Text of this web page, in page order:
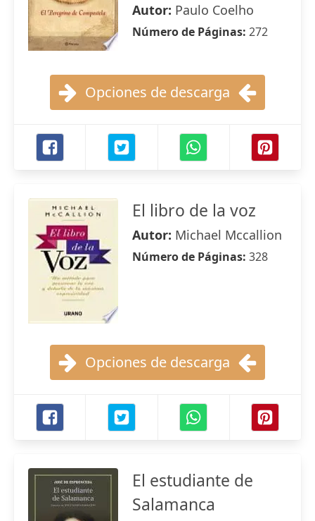
Autor: Paulo Coelho
Número de Páginas: 272
Opciones de descarga
El libro de la voz
Autor: Michael Mccallion
Número de Páginas: 328
Opciones de descarga
El estudiante de
Salamanca